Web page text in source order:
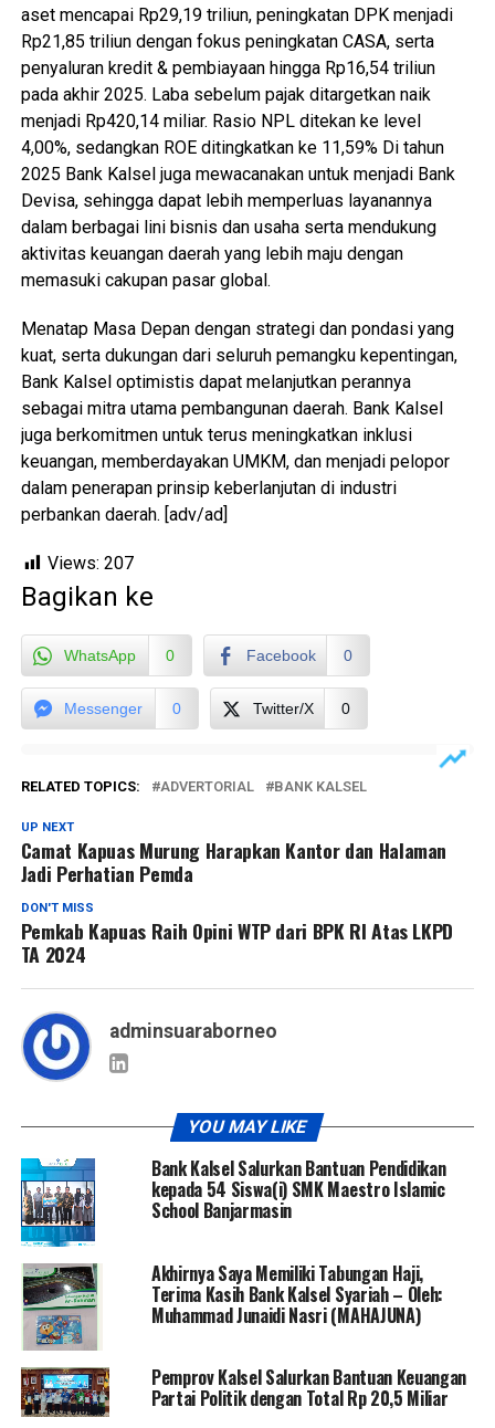
aset mencapai Rp29,19 triliun, peningkatan DPK menjadi
Rp21,85 triliun dengan fokus peningkatan CASA, serta
penyaluran kredit & pembiayaan hingga Rp16,54 triliun
pada akhir 2025. Laba sebelum pajak ditargetkan naik
menjadi Rp420,14 miliar. Rasio NPL ditekan ke level
4,00%, sedangkan ROE ditingkatkan ke 11,59% Di tahun
2025 Bank Kalsel juga mewacanakan untuk menjadi Bank
Devisa, sehingga dapat lebih memperluas layanannya
dalam berbagai lini bisnis dan usaha serta mendukung
aktivitas keuangan daerah yang lebih maju dengan
memasuki cakupan pasar global.
Menatap Masa Depan dengan strategi dan pondasi yang
kuat, serta dukungan dari seluruh pemangku kepentingan,
Bank Kalsel optimistis dapat melanjutkan perannya
sebagai mitra utama pembangunan daerah. Bank Kalsel
juga berkomitmen untuk terus meningkatkan inklusi
keuangan, memberdayakan UMKM, dan menjadi pelopor
dalam penerapan prinsip keberlanjutan di industri
perbankan daerah. [adv/ad]
Views: 207
Bagikan ke
WhatsApp 0 Facebook 0
Messenger 0 Twitter/X 0
RELATED TOPICS: ADVERTORIAL BANK KALSEL
UP NEXT
Camat Kapuas Murung Harapkan Kantor dan Halaman
Jadi Perhatian Pemda
DON'T MISS
Pemkab Kapuas Raih Opini WTP dari BPK RI Atas LKPD
TA 2024
adminsuaraborneo
YOU MAY LIKE
Bank Kalsel Salurkan Bantuan Pendidikan
kepada 54 Siswa(i) SMK Maestro Islamic
School Banjarmasin
Akhirnya Saya Memiliki Tabungan Haji,
Terima Kasih Bank Kalsel Syariah – Oleh:
Muhammad Junaidi Nasri (MAHAJUNA)
Pemprov Kalsel Salurkan Bantuan Keuangan
Partai Politik dengan Total Rp 20,5 Miliar